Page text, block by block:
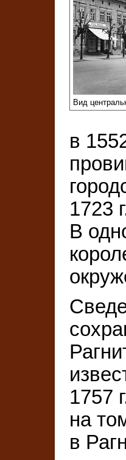
Вид
в
1723
В
1757
на
в